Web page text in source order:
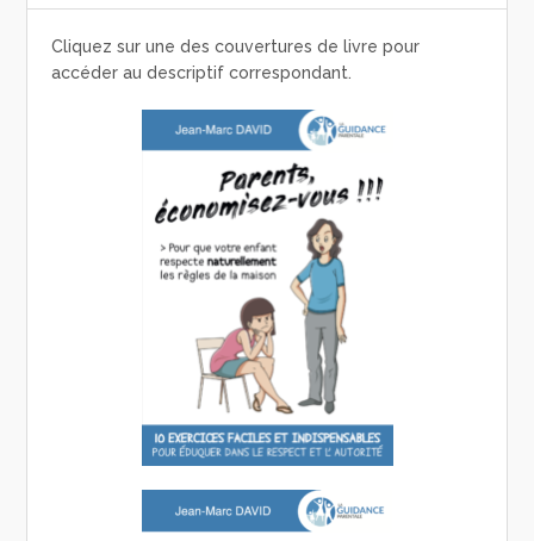
Cliquez sur une des couvertures de livre pour
accéder au descriptif correspondant.